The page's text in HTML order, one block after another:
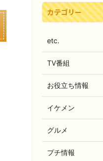
カテゴリー
etc.
TV番組
お役立ち情報
イケメン
グルメ
プチ情報